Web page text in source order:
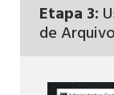
Etapa 3:
de